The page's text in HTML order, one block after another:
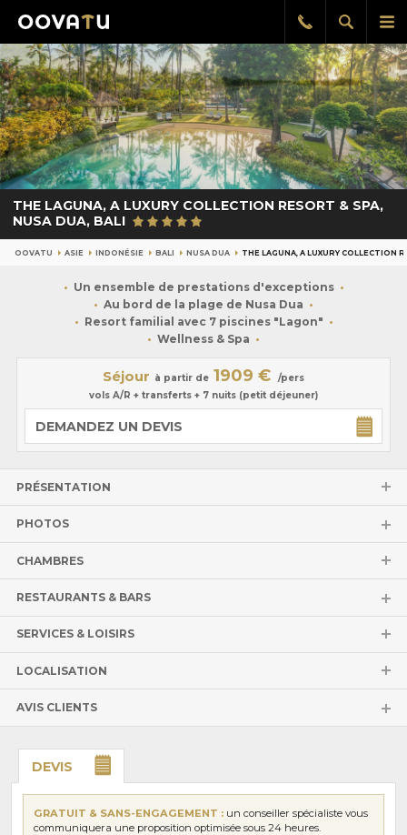
le
Afficher
la
Rappel
gratuit
THE LAGUNA, A LUXURY COLLECTION RESORT & SPA,
NUSA DUA, BALI
OOVATU ASIE INDONÉSIE BALI NUSA DUA THE LAGUNA, A LUXURY COLLECTION
Un ensemble de prestations d'exceptions
Au bord de la plage de Nusa Dua
Resort familial avec 7 piscines "Lagon"
Wellness & Spa
Séjour à partir de 1909 €
/pers
vols A/R + transferts + 7 nuits (petit déjeuner)
DEMANDEZ UN DEVIS
PRÉSENTATION
PHOTOS
CHAMBRES
RESTAURANTS & BARS
SERVICES & LOISIRS
LOCALISATION
AVIS CLIENTS
DEVIS
GRATUIT & SANS-ENGAGEMENT : un conseiller spécialiste vous
communiquera une proposition optimisée sous 24 heures.